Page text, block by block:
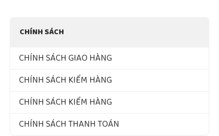
CHÍNH SÁCH
CHÍNH SÁCH GIAO HÀNG
CHÍNH SÁCH KIỂM HÀNG
CHÍNH SÁCH KIỂM HÀNG
CHÍNH SÁCH THANH TOÁN